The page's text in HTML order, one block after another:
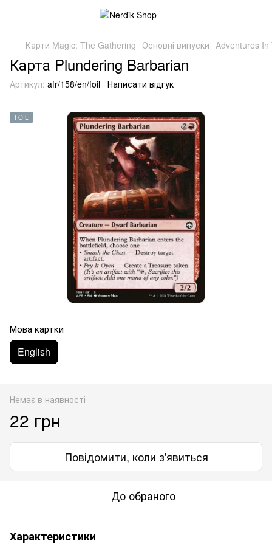
Карти Magic: The Gathering Основні випуски Adventures
Карта Plundering Barbarian
Артикул: afr/158/en/foil Написати відгук
FOIL
Мова картки
English
Немає в наявності
22 грн
Повідомити, коли з'явиться
До обраного
Характеристики